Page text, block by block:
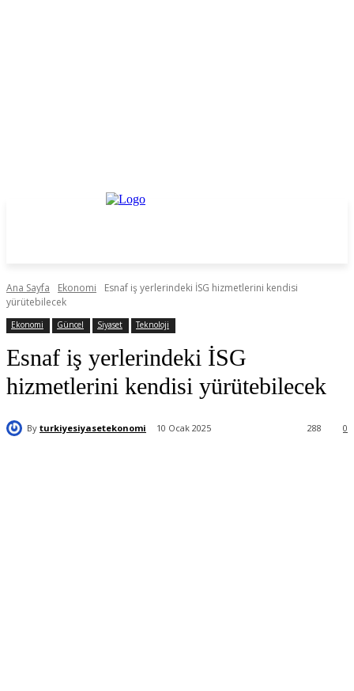
Ana Sayfa Ekonomi
Esnaf iş yerlerindeki İSG hizmetlerini kendisi
yürütebilecek
Ekonomi Güncel Siyaset Teknoloji
Esnaf iş yerlerindeki İSG
hizmetlerini kendisi yürütebilecek
By turkiyesiyasetekonomi 10 Ocak 2025 0
288